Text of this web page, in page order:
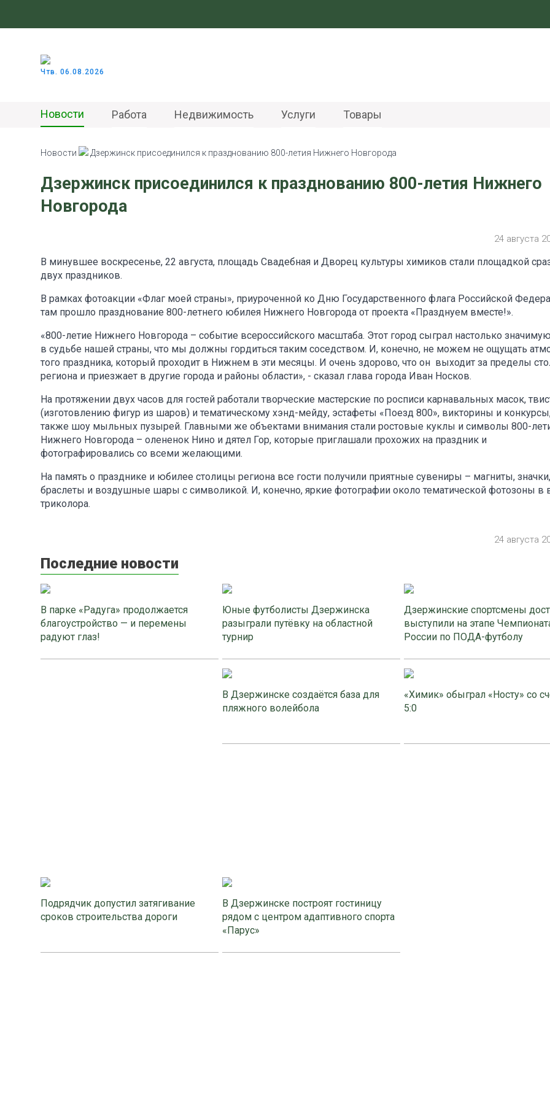
Чтв. 06.08.2026
Новости Работа Недвижимость Услуги Товары
Новости Дзержинск присоединился к празднованию 800-летия Нижнего Новгорода
Дзержинск присоединился к празднованию 800-летия Нижнего
Новгорода
24 августа
В минувшее воскресенье, 22 августа, площадь Свадебная и Дворец культуры химиков стали площадкой
двух праздников.
В рамках фотоакции «Флаг моей страны», приуроченной ко Дню Государственного флага Российской
там прошло празднование 800-летнего юбилея Нижнего Новгорода от проекта «Празднуем вместе!».
«800-летие Нижнего Новгорода – событие всероссийского масштаба. Этот город сыграл настолько
в судьбе нашей страны, что мы должны гордиться таким соседством. И, конечно, не можем не ощущать
того праздника, который проходит в Нижнем в эти месяцы. И очень здорово, что он выходит за пределы
региона и приезжает в другие города и районы области», - сказал глава города Иван Носков.
На протяжении двух часов для гостей работали творческие мастерские по росписи карнавальных масок,
(изготовлению фигур из шаров) и тематическому хэнд-мейду, эстафеты «Поезд 800», викторины и
также шоу мыльных пузырей. Главными же объектами внимания стали ростовые куклы и символы 800-
Нижнего Новгорода – олененок Нино и дятел Гор, которые приглашали прохожих на праздник и
фотографировались со всеми желающими.
На память о празднике и юбилее столицы региона все гости получили приятные сувениры – магниты,
браслеты и воздушные шары с символикой. И, конечно, яркие фотографии около тематической фотозоны в
триколора.
24 августа
Последние новости
В парке «Радуга» продолжается
благоустройство — и перемены
радуют глаз!
Юные футболисты Дзержинска
разыграли путёвку на областной
турнир
Дзержинские спортсмены
выступили на этапе
России по ПОДА-футболу
В Дзержинске создаётся база для
пляжного волейбола
«Химик» обыграл «Носту» со
5:0
Подрядчик допустил затягивание
сроков строительства дороги
В Дзержинске построят гостиницу
рядом с центром адаптивного спорта
«Парус»